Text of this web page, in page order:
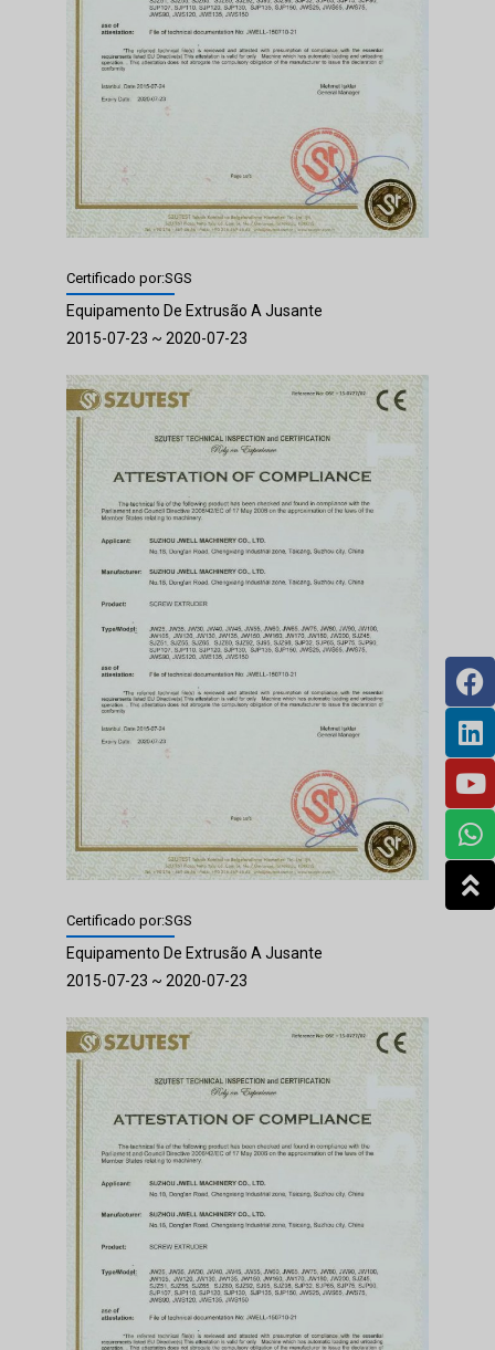
Certificado por:SGS
Equipamento De Extrusão A Jusante
2015-07-23 ~ 2020-07-23
Certificado por:SGS
Equipamento De Extrusão A Jusante
2015-07-23 ~ 2020-07-23